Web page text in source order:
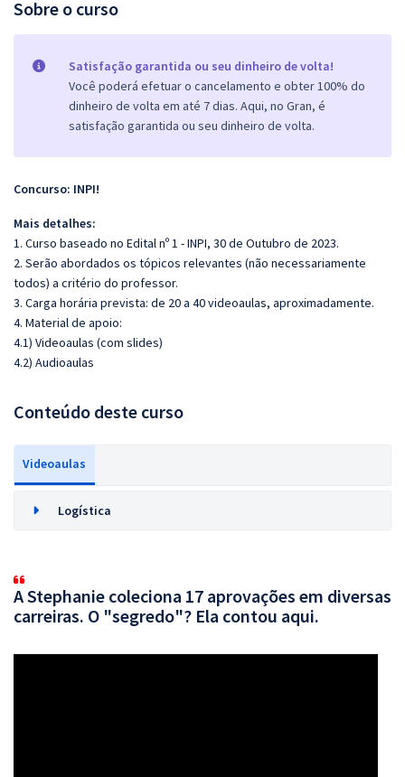
Sobre o curso
Satisfação garantida ou seu dinheiro de volta!
Você poderá efetuar o cancelamento e obter 100% do
dinheiro de volta em até 7 dias. Aqui, no Gran, é
satisfação garantida ou seu dinheiro de volta.
Concurso: INPI!
Mais detalhes:
1. Curso baseado no Edital nº 1 - INPI, 30 de Outubro de 2023.
2. Serão abordados os tópicos relevantes (não necessariamente
todos) a critério do professor.
3. Carga horária prevista: de 20 a 40 videoaulas, aproximadamente.
4. Material de apoio:
4.1) Videoaulas (com slides)
4.2) Audioaulas
Conteúdo deste curso
Videoaulas
Logística
A Stephanie coleciona 17 aprovações em diversas
carreiras. O "segredo"? Ela contou aqui.